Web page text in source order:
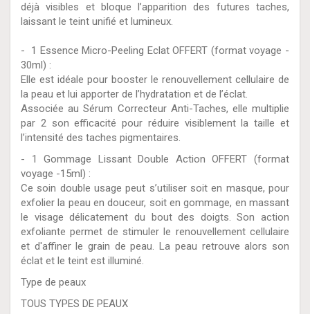
déjà visibles et bloque l’apparition des futures taches,
laissant le teint unifié et lumineux.
- 1 Essence Micro-Peeling Eclat OFFERT (format voyage -
30ml) :
Elle est idéale pour booster le renouvellement cellulaire de
la peau et lui apporter de l’hydratation et de l’éclat.
Associée au Sérum Correcteur Anti-Taches, elle multiplie
par 2 son efficacité pour réduire visiblement la taille et
l’intensité des taches pigmentaires.
- 1 Gommage Lissant Double Action OFFERT (format
voyage -15ml) :
Ce soin double usage peut s’utiliser soit en masque, pour
exfolier la peau en douceur, soit en gommage, en massant
le visage délicatement du bout des doigts. Son action
exfoliante permet de stimuler le renouvellement cellulaire
et d'affiner le grain de peau. La peau retrouve alors son
éclat et le teint est illuminé.
Type de peaux
TOUS TYPES DE PEAUX